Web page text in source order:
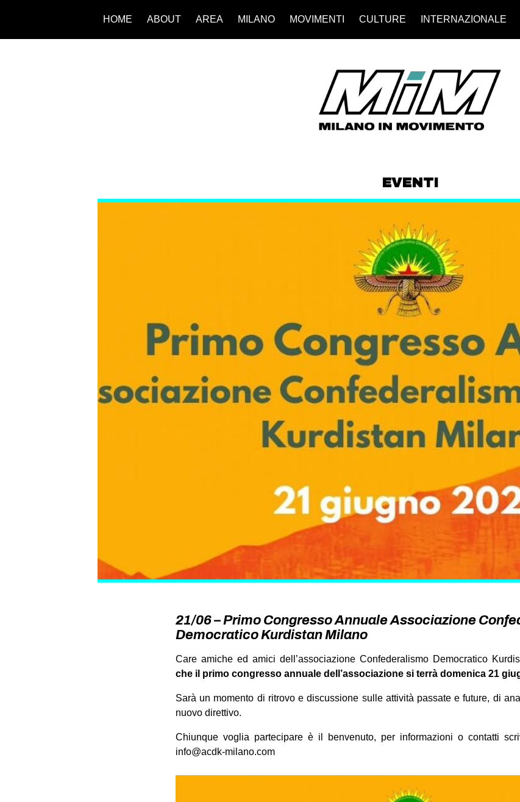
HOME ABOUT AREA MILANO MOVIMENTI CULTURE INTERNAZIONALE
EVENTI
21/06 – Primo Congresso Annuale Associazione
Democratico Kurdistan Milano
Care amiche ed amici dell’associazione Confederalismo Democratico
che il primo congresso annuale dell’associazione si terrà domenica 21
Sarà un momento di ritrovo e discussione sulle attività passate e future, di
nuovo direttivo.
Chiunque voglia partecipare è il benvenuto, per informazioni o contatti
info@acdk-milano.com